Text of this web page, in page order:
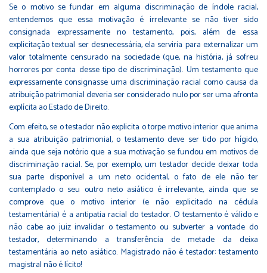
Se o motivo se fundar em alguma discriminação de índole racial,
entendemos que essa motivação é irrelevante se não tiver sido
consignada expressamente no testamento, pois, além de essa
explicitação textual ser desnecessária, ela serviria para externalizar um
valor totalmente censurado na sociedade (que, na história, já sofreu
horrores por conta desse tipo de discriminação). Um testamento que
expressamente consignasse uma discriminação racial como causa da
atribuição patrimonial deveria ser considerado nulo por ser uma afronta
explícita ao Estado de Direito.
Com efeito, se o testador não explicita o torpe motivo interior que anima
a sua atribuição patrimonial, o testamento deve ser tido por hígido,
ainda que seja notório que a sua motivação se fundou em motivos de
discriminação racial. Se, por exemplo, um testador decide deixar toda
sua parte disponível a um neto ocidental, o fato de ele não ter
contemplado o seu outro neto asiático é irrelevante, ainda que se
comprove que o motivo interior (e não explicitado na cédula
testamentária) é a antipatia racial do testador. O testamento é válido e
não cabe ao juiz invalidar o testamento ou subverter a vontade do
testador, determinando a transferência de metade da deixa
testamentária ao neto asiático. Magistrado não é testador: testamento
magistral não é lícito!